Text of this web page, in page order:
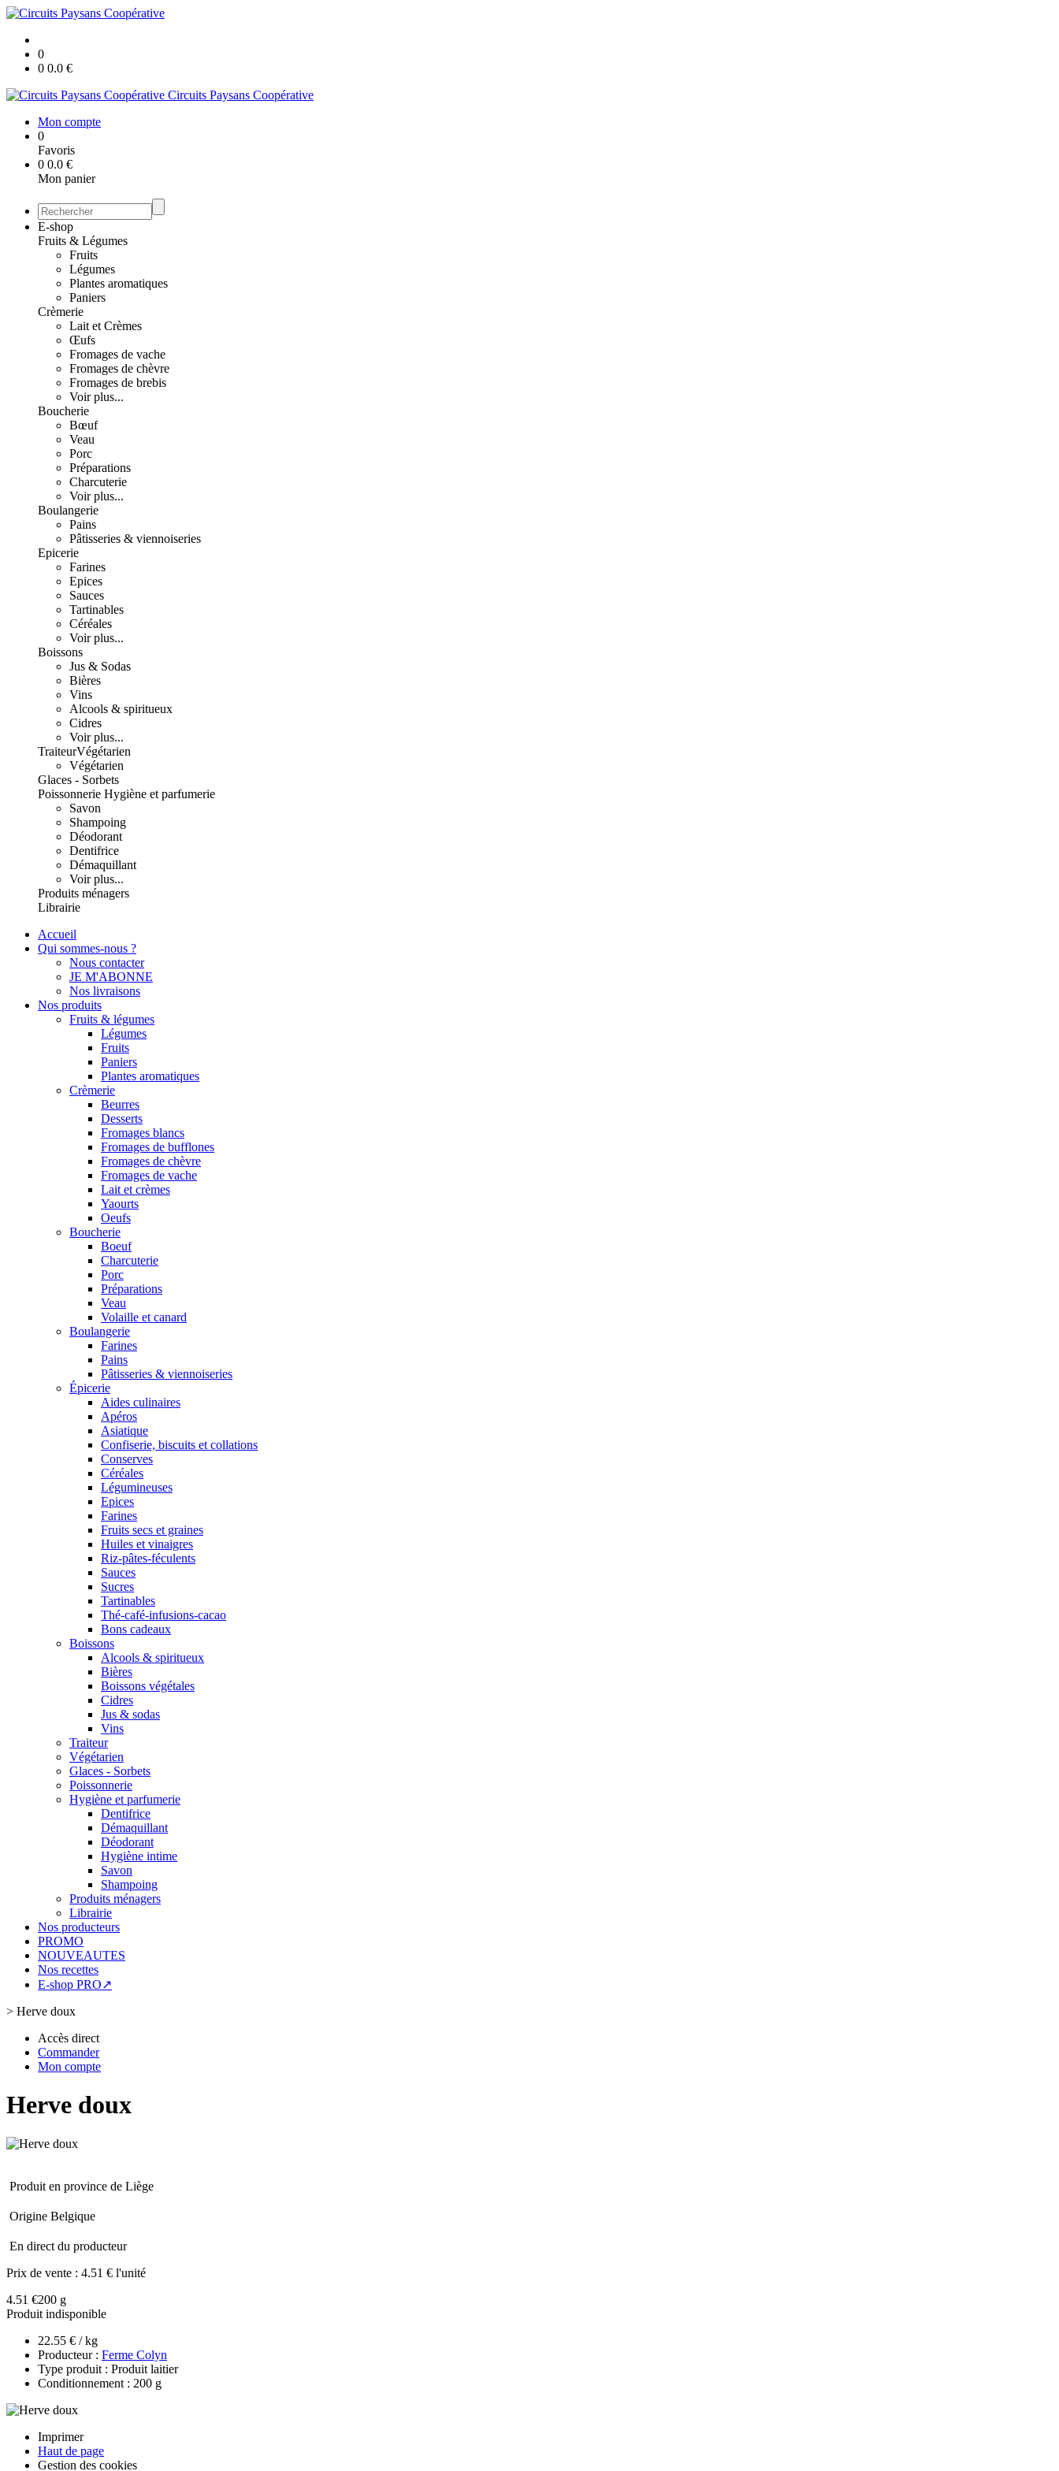
0
0 0.0 €
Circuits Paysans Coopérative
Mon compte
0
Favoris
0 0.0 €
Mon panier
E-shop
Fruits & Légumes
Fruits
Légumes
Plantes aromatiques
Paniers
Crèmerie
Lait et Crèmes
Œufs
Fromages de vache
Fromages de chèvre
Fromages de brebis
Voir plus...
Boucherie
Bœuf
Veau
Porc
Préparations
Charcuterie
Voir plus...
Boulangerie
Pains
Pâtisseries & viennoiseries
Epicerie
Farines
Epices
Sauces
Tartinables
Céréales
Voir plus...
Boissons
Jus & Sodas
Bières
Vins
Alcools & spiritueux
Cidres
Voir plus...
TraiteurVégétarien
Végétarien
Glaces - Sorbets
Poissonnerie Hygiène et parfumerie
Savon
Shampoing
Déodorant
Dentifrice
Démaquillant
Voir plus...
Produits ménagers
Librairie
Accueil
Qui sommes-nous ?
Nous contacter
JE M'ABONNE
Nos livraisons
Nos produits
Fruits & légumes
Légumes
Fruits
Paniers
Plantes aromatiques
Crèmerie
Beurres
Desserts
Fromages blancs
Fromages de bufflones
Fromages de chèvre
Fromages de vache
Lait et crèmes
Yaourts
Oeufs
Boucherie
Boeuf
Charcuterie
Porc
Préparations
Veau
Volaille et canard
Boulangerie
Farines
Pains
Pâtisseries & viennoiseries
Épicerie
Aides culinaires
Apéros
Asiatique
Confiserie, biscuits et collations
Conserves
Céréales
Légumineuses
Epices
Farines
Fruits secs et graines
Huiles et vinaigres
Riz-pâtes-féculents
Sauces
Sucres
Tartinables
Thé-café-infusions-cacao
Bons cadeaux
Boissons
Alcools & spiritueux
Bières
Boissons végétales
Cidres
Jus & sodas
Vins
Traiteur
Végétarien
Glaces - Sorbets
Poissonnerie
Hygiène et parfumerie
Dentifrice
Démaquillant
Déodorant
Hygiène intime
Savon
Shampoing
Produits ménagers
Librairie
Nos producteurs
PROMO
NOUVEAUTES
Nos recettes
E-shop PRO↗
> Herve doux
Accès direct
Commander
Mon compte
Herve doux
Produit en province de Liège
Origine Belgique
En direct du producteur
Prix de vente : 4.51 € l'unité
4.51 €200 g
Produit indisponible
22.55 € / kg
Producteur : Ferme Colyn
Type produit : Produit laitier
Conditionnement : 200 g
Imprimer
Haut de page
Gestion des cookies